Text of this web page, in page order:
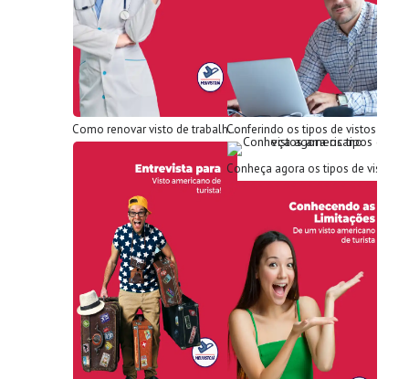
Como renovar visto de trabalho nos EUA em 2023?